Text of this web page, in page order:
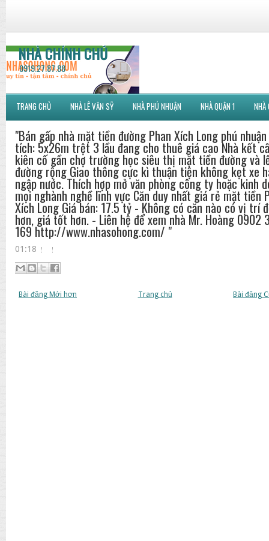
NHÀ CHÍNH CHỦ
0919.27.87.88
TRANG CHỦ NHÀ LÊ VĂN SỸ NHÀ PHÚ NHUẬN NHÀ QUẬN 1 NHÀ
"Bán gấp nhà mặt tiền đường Phan Xích Long phú
tích: 5x26m trệt 3 lầu đang cho thuê giá cao Nhà kết
kiên cố gần chợ trường học siêu thị mặt tiền đường và
đường rộng Giao thông cực kì thuận tiện không kẹt xe
ngập nước. Thích hợp mở văn phòng công ty hoặc kinh
mọi nghành nghề lĩnh vực Căn duy nhất giá rẻ mặt tiền
Xích Long Giá bán: 17.5 tỷ - Không có căn nào có vị trí
hơn, giá tốt hơn. - Liên hệ để xem nhà Mr. Hoàng 0902
169 http://www.nhasohong.com/ "
01:18
Bài đăng Mới hơn Bài đăng
Trang chủ